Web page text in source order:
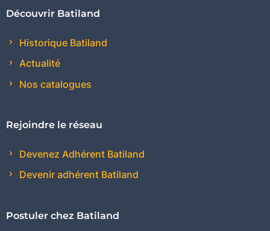
Découvrir Batiland
Historique Batiland
Actualité
Nos catalogues
Rejoindre le réseau
Devenez Adhérent Batiland
Devenir adhérent Batiland
Postuler chez Batiland